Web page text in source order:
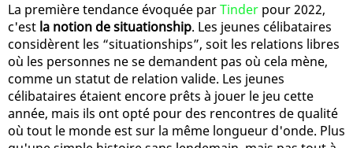
La première tendance évoquée parTinder pour 2022,
c'est la notion de situationship. Les jeunes célibataires
considèrent les “situationships”, soit les relations libres
où les personnes ne se demandent pas où cela mène,
comme un statut de relation valide. Les jeunes
célibataires étaient encore prêts à jouer le jeu cette
année, mais ils ont opté pour des rencontres de qualité
où tout le monde est sur la même longueur d'onde. Plus